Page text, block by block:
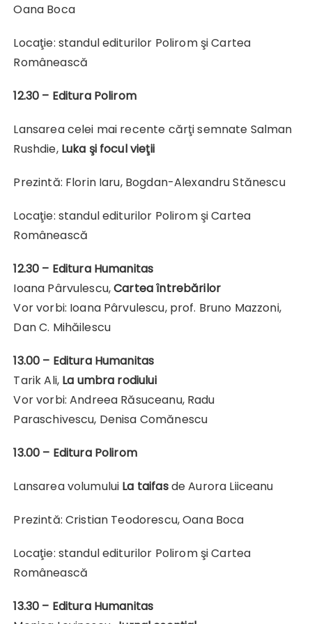
Oana Boca
Locaţie: standul editurilor Polirom şi Cartea
Românească
12.30 – Editura Polirom
Lansarea celei mai recente cărţi semnate Salman
Rushdie, Luka şi focul vieţii
Prezintă: Florin Iaru, Bogdan-Alexandru Stănescu
Locaţie: standul editurilor Polirom şi Cartea
Românească
12.30 – Editura Humanitas
Ioana Pârvulescu,Cartea întrebărilor
Vor vorbi: Ioana Pârvulescu, prof. Bruno Mazzoni,
Dan C. Mihăilescu
13.00 – Editura Humanitas
Tarik Ali, La umbra rodiului
Vor vorbi: Andreea Răsuceanu, Radu
Paraschivescu, Denisa Comănescu
13.00 – Editura Polirom
Lansarea volumului La taifasde Aurora Liiceanu
Prezintă: Cristian Teodorescu, Oana Boca
Locaţie: standul editurilor Polirom şi Cartea
Românească
13.30 – Editura Humanitas